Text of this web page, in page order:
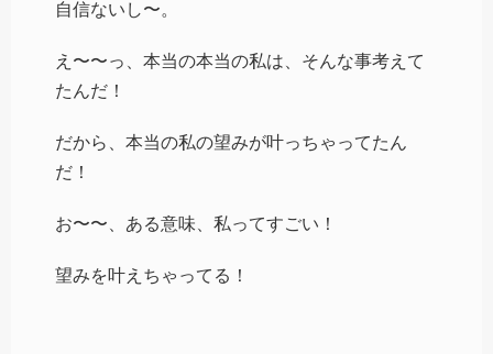
自信ないし〜。
え〜〜っ、本当の本当の私は、そんな事考えて
たんだ！
だから、本当の私の望みが叶っちゃってたん
だ！
お〜〜、ある意味、私ってすごい！
望みを叶えちゃってる！